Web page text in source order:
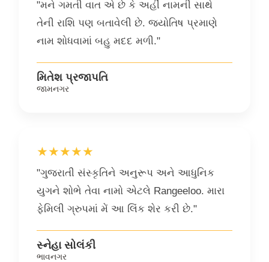
"મને ગમતી વાત એ છે કે અહીં નામની સાથે
તેની રાશિ પણ બતાવેલી છે. જ્યોતિષ પ્રમાણે
નામ શોધવામાં બહુ મદદ મળી."
મિતેશ પ્રજાપતિ
જામનગર
★★★★★
"ગુજરાતી સંસ્કૃતિને અનુરૂપ અને આધુનિક
યુગને શોભે તેવા નામો એટલે Rangeeloo. મારા
ફેમિલી ગ્રુપમાં મેં આ લિંક શેર કરી છે."
સ્નેહા સોલંકી
ભાવનગર